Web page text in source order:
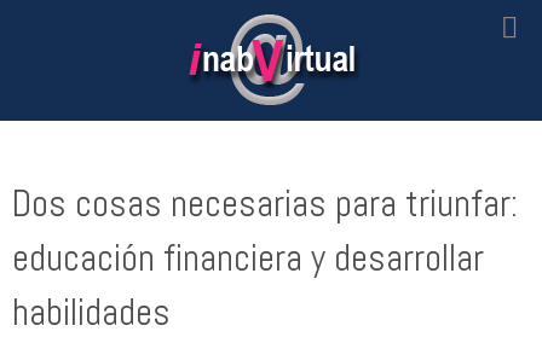
Dos cosas necesarias para triunfar:
educación financiera y desarrollar
habilidades